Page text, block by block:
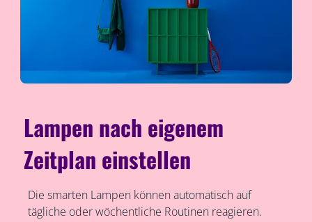
Lampen nach eigenem
Zeitplan einstellen
Die smarten Lampen können automatisch auf
tägliche oder wöchentliche Routinen reagieren.